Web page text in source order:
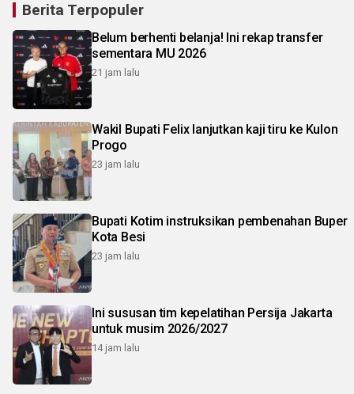
Berita Terpopuler
Belum berhenti belanja! Ini rekap transfer
sementara MU 2026
21 jam lalu
Wakil Bupati Felix lanjutkan kaji tiru ke Kulon
Progo
23 jam lalu
Bupati Kotim instruksikan pembenahan Buper
Kota Besi
23 jam lalu
Ini sususan tim kepelatihan Persija Jakarta
untuk musim 2026/2027
14 jam lalu